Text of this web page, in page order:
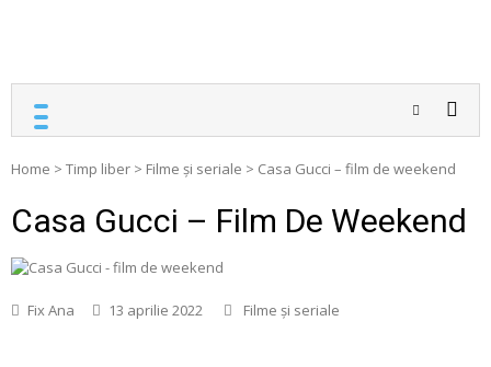
Home > Timp liber > Filme și seriale > Casa Gucci – film de weekend
Casa Gucci – Film De Weekend
Fix Ana 13 aprilie 2022 Filme și seriale